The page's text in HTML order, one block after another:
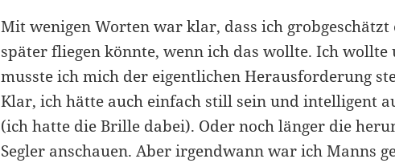
Mit wenigen Worten war klar, dass ich grobgeschätzt
später fliegen könnte, wenn ich das wollte. Ich wollte
musste ich mich der eigentlichen Herausforderung
Klar, ich hätte auch einfach still sein und intelligent
(ich hatte die Brille dabei). Oder noch länger die
Segler anschauen. Aber irgendwann war ich Manns